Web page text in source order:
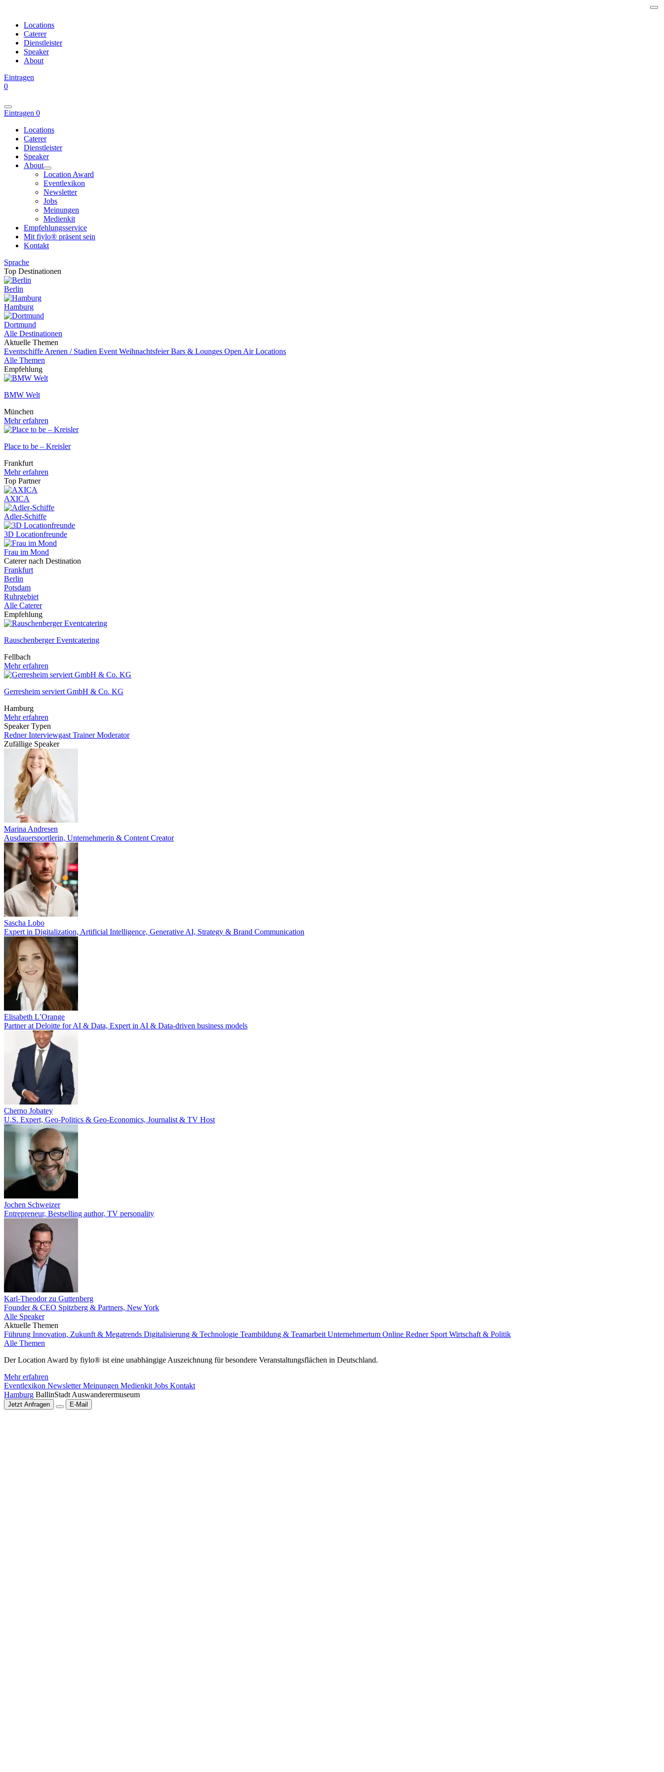
Locations
Caterer
Dienstleister
Speaker
About
Eintragen
0
Eintragen 0
Locations
Caterer
Dienstleister
Speaker
About
Location Award
Eventlexikon
Newsletter
Jobs
Meinungen
Medienkit
Empfehlungsservice
Mit fiylo® präsent sein
Kontakt
Sprache
Top Destinationen
Berlin
Hamburg
Dortmund
Alle Destinationen
Aktuelle Themen
Eventschiffe Arenen / Stadien Event WeihnachtsfeierBars & Lounges Open Air Locations
Alle Themen
Empfehlung
BMW Welt
München
Mehr erfahren
Place to be – Kreisler
Frankfurt
Mehr erfahren
Top Partner
AXICA
Adler-Schiffe
3D Locationfreunde
Frau im Mond
Caterer nach Destination
Frankfurt
Berlin
Potsdam
Ruhrgebiet
Alle Caterer
Empfehlung
Rauschenberger Eventcatering
Fellbach
Mehr erfahren
Gerresheim serviert GmbH & Co. KG
Hamburg
Mehr erfahren
Speaker Typen
RednerInterviewgast TrainerModerator
Zufällige Speaker
Marina Andresen
Ausdauersportlerin, Unternehmerin & Content Creator
Sascha Lobo
Expert in Digitalization, Artificial Intelligence, Generative AI, Strategy & Brand Communication
Elisabeth L’Orange
Partner at Deloitte for AI & Data, Expert in AI & Data-driven business models
Cherno Jobatey
U.S. Expert, Geo-Politics & Geo-Economics, Journalist & TV Host
Jochen Schweizer
Entrepreneur, Bestselling author, TV personality
Karl-Theodor zu Guttenberg
Founder & CEO Spitzberg & Partners, New York
Alle Speaker
Aktuelle Themen
Führung Innovation, Zukunft & Megatrends Digitalisierung & Technologie Teambildung & Teamarbeit Unternehmertum Online Redner Sport Wirtschaft & Politik
Alle Themen
Der Location Award by fiylo® ist eine unabhängige Auszeichnung für besondere Veranstaltungsflächen in Deutschland.
Mehr erfahren
Eventlexikon NewsletterMeinungen Medienkit Jobs Kontakt
Hamburg BallinStadt Auswanderermuseum
Jetzt Anfragen E-Mail